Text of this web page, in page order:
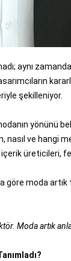
aynı
şekilleniyor.
yönünü
nasıl ve hangi
üreticileri,
göre moda artık
Moda artık